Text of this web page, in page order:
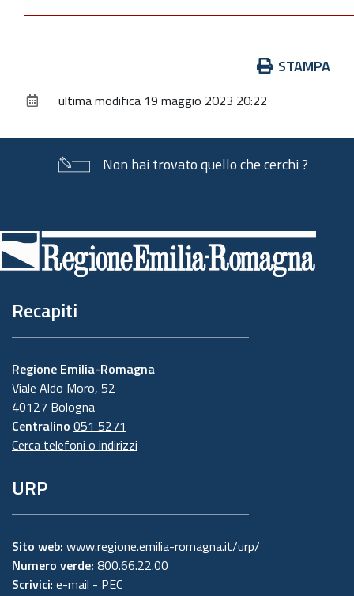
documento
STAMPA
ultima modifica 19 maggio 2023 20:22
Non hai trovato quello che cerchi ?
di
pagina
Recapiti
Regione Emilia-Romagna
Viale Aldo Moro, 52
40127 Bologna
Centralino 051 5271
Cerca telefoni o indirizzi
URP
Sito web: www.regione.emilia-romagna.it/urp/
Numero verde: 800.66.22.00
Scrivici: e-mail - PEC